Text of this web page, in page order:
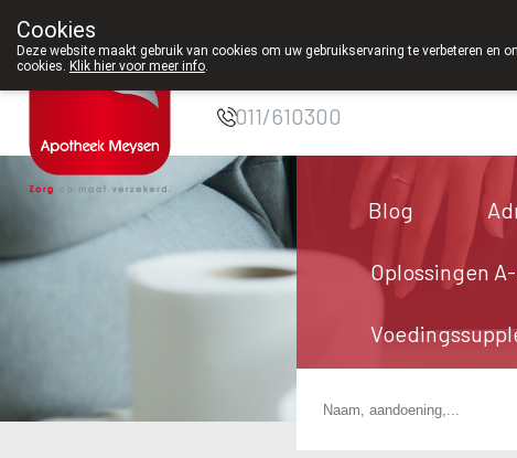
Apotheek Meysen
011/610300
Blog
Oplossingen
Cookies
Deze website maakt gebruik van cookies om uw gebruikservaring te verbeteren en
cookies. Klik hier voor meer info.